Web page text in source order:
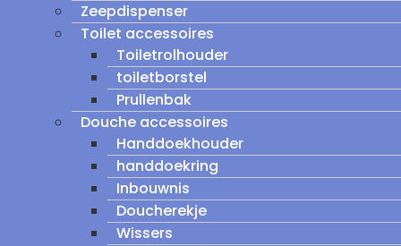
Zeepdispenser
Toilet accessoires
Toiletrolhouder
toiletborstel
Prullenbak
Douche accessoires
Handdoekhouder
handdoekring
Inbouwnis
Doucherekje
Wissers